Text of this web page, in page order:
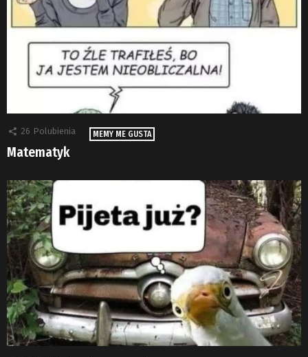
26 Polubienia MEMY ME GUSTA
Matematyk